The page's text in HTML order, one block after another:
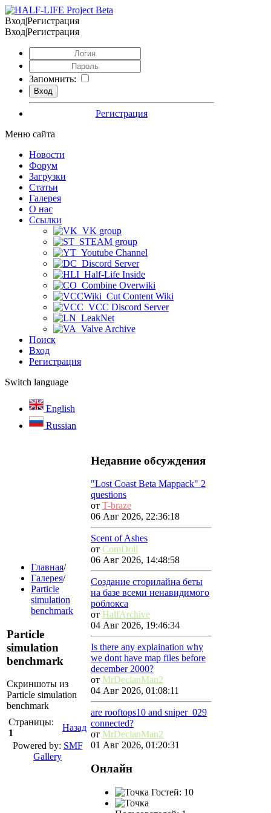
Вход|Регистрация
Вход|Регистрация
Запомнить:
Регистрация
Меню сайта
Новости
Форум
Загрузки
Статьи
Галерея
О нас
Ссылки
VK group
STEAM group
Youtube Channel
Discord Server
Half-Life Inside
Combine Overwiki
Cut Content Wiki
VCC Discord Server
LeakNet
Valve Archive
Поиск
Вход
Регистрация
Switch language
English
Russian
Главная/
Галерея/
Particle
simulation
benchmark
Particle
simulation
benchmark
Скриншоты из
Particle simulation
benchmark
Страницы:
1
Назад
Powered by: SMF
Gallery
Недавние обсуждения
"Lost Coast Beta Mappack" 2
questions
от T-braze
06 Авг 2026, 22:36:18
Scent of Ashes
от ComDoll
06 Авг 2026, 14:48:58
Создание сторилайна беты
на базе всеми ненавидимого
роблокса
от HalfArchive
04 Авг 2026, 19:46:34
Is there any explaination why
we dont have map files before
december 2000?
от MrDeclanMan2
04 Авг 2026, 01:08:11
are rooftops10 and sniper_029
connected?
от MrDeclanMan2
01 Авг 2026, 01:20:31
Онлайн
Гостей: 10